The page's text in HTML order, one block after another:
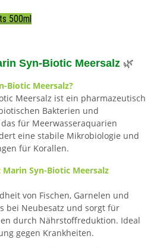
500ml
Syn-Biotic Meersalz 🌿
Biotic Meersalz?
Meersalz ist ein pharmazeutisch
Bakterien und
für Meerwasseraquarien
eine stabile Mikrobiologie und
für Korallen.
Syn-Biotic Meersalz
von Fischen, Garnelen und
bei Neubesatz und sorgt für
durch Nährstoffreduktion. Ideal
gegen Krankheiten.